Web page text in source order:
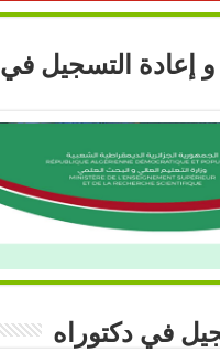
إعادة التسجيل في
في دكتوراه